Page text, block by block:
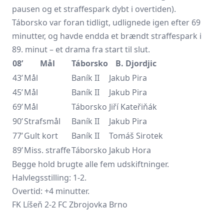
pausen og et straffespark dybt i overtiden).
Táborsko var foran tidligt, udlignede igen efter 69
minutter, og havde endda et brændt straffespark i
89. minut – et drama fra start til slut.
08’
Mål Táborsko
B. Djordjic
43’Mål Baník II
Jakub Pira
45’Mål Baník II
Jakub Pira
69’Mål Táborsko Jiří Kateřiňák
90’Strafsmål Baník II
Jakub Pira
77’Gult kort Baník II
Tomáš Sirotek
89’Miss. straffeTáborsko Jakub Hora
Begge hold brugte alle fem udskiftninger.
Halvlegsstilling: 1-2.
Overtid: +4 minutter.
FK Líšeň 2-2 FC Zbrojovka Brno